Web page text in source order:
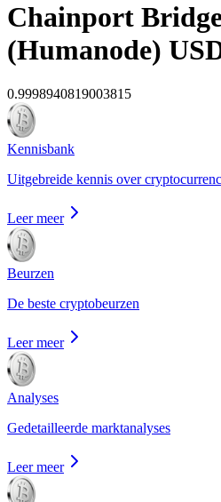
Chainport
(Humanode)
0.9998940819003815
Kennisbank
Uitgebreide kennis over
Leer meer
Beurzen
De beste cryptobeurzen
Leer meer
Analyses
Gedetailleerde marktanalyses
Leer meer